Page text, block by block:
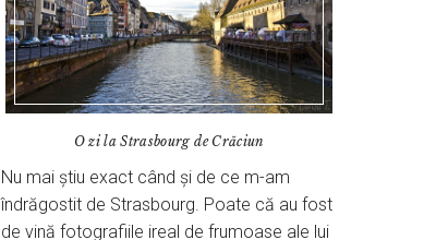
O zi la Strasbourg de Crăciun
Nu mai știu exact când și de ce m-am
îndrăgostit de Strasbourg. Poate că au fost
de vină fotografiile ireal de frumoase ale lui